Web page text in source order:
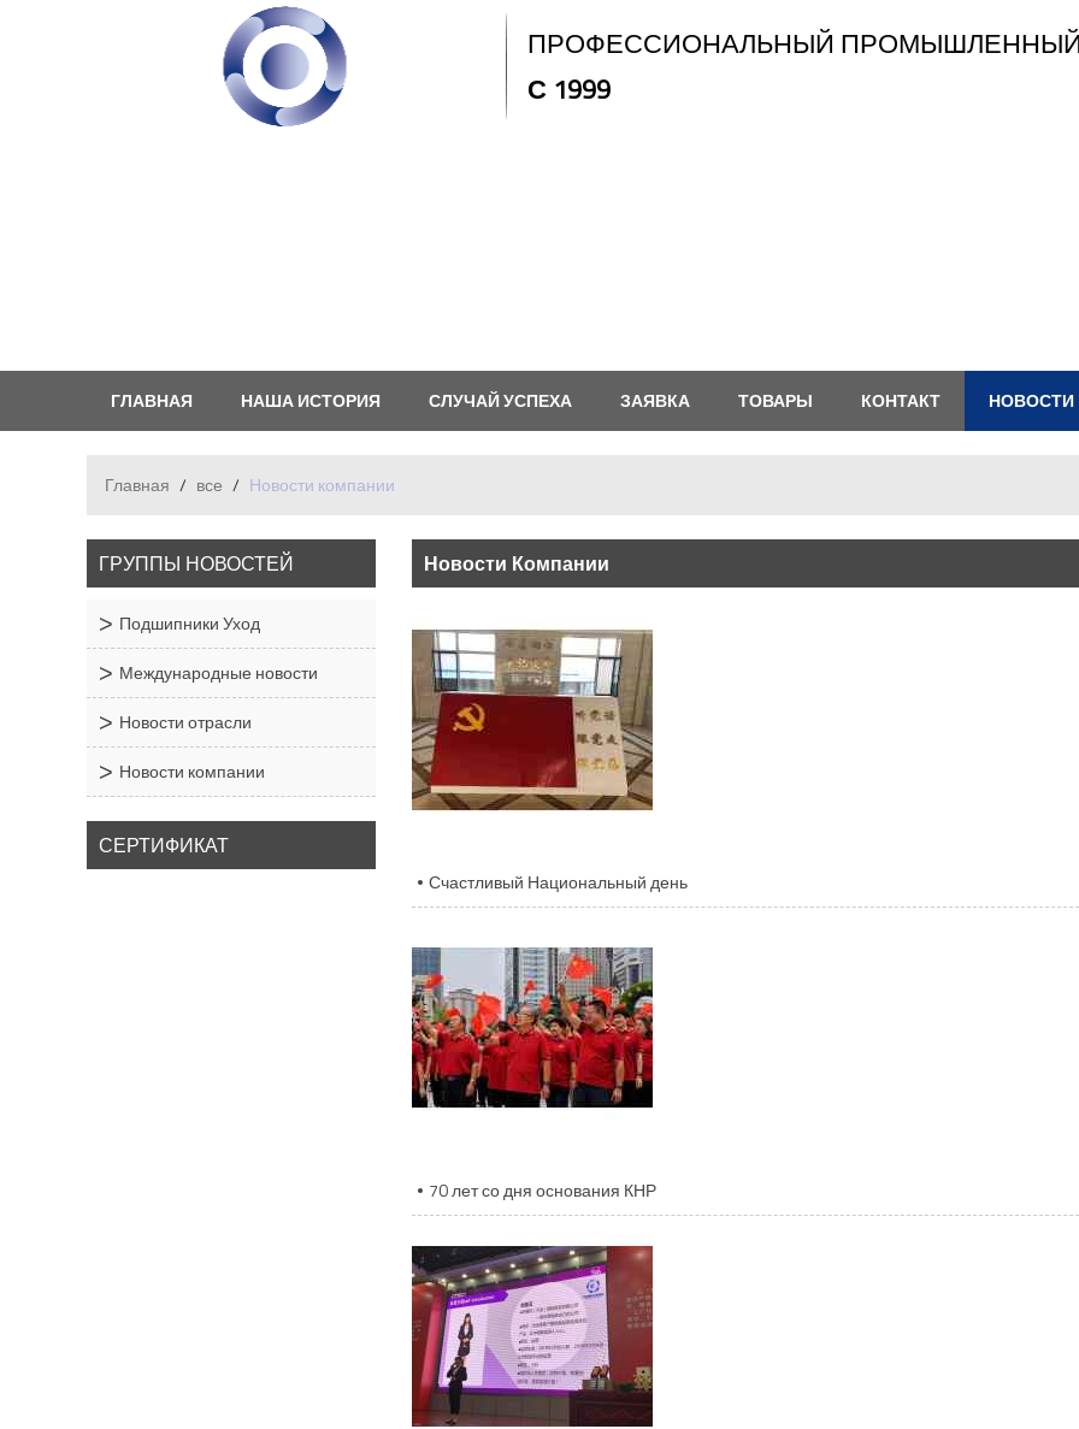
ПРОФЕССИОНАЛЬНЫЙ
С 1999
ГЛАВНАЯ НАША ИСТОРИЯ СЛУЧАЙ УСПЕХА ЗАЯВКА ТОВАРЫ КОНТАКТ НОВОСТИ
Главная / все / Новости компании
ГРУППЫ НОВОСТЕЙ
Подшипники Уход
Международные новости
Новости отрасли
Новости компании
СЕРТИФИКАТ
Новости Компании
Счастливый Национальный день
70 лет со дня основания КНР